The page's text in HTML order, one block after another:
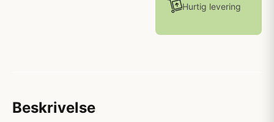
Hurtig levering
Beskrivelse